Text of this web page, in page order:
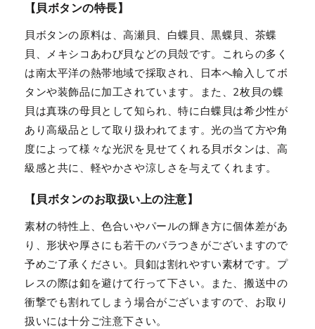
【貝ボタンの特長】
貝ボタンの原料は、高瀬貝、白蝶貝、黒蝶貝、茶蝶
貝、メキシコあわび貝などの貝殻です。これらの多く
は南太平洋の熱帯地域で採取され、日本へ輸入してボ
タンや装飾品に加工されています。また、2枚貝の蝶
貝は真珠の母貝として知られ、特に白蝶貝は希少性が
あり高級品として取り扱われてます。光の当て方や角
度によって様々な光沢を見せてくれる貝ボタンは、高
級感と共に、軽やかさや涼しさを与えてくれます。
【貝ボタンのお取扱い上の注意】
素材の特性上、色合いやパールの輝き方に個体差があ
り、形状や厚さにも若干のバラつきがございますので
予めご了承ください。貝釦は割れやすい素材です。プ
レスの際は釦を避けて行って下さい。また、搬送中の
衝撃でも割れてしまう場合がございますので、お取り
扱いには十分ご注意下さい。